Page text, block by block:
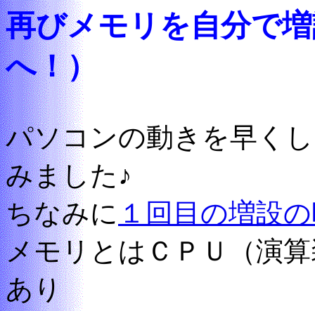
再びメモリを自分で
へ！）
パソコンの動きを早く
みました♪
ちなみに １回目の増設
メモリとはＣＰＵ（演
あり